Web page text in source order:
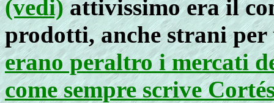
(vedi)attivissimo era il
prodotti, anche strani
erano peraltro i mercati
come sempre scrive